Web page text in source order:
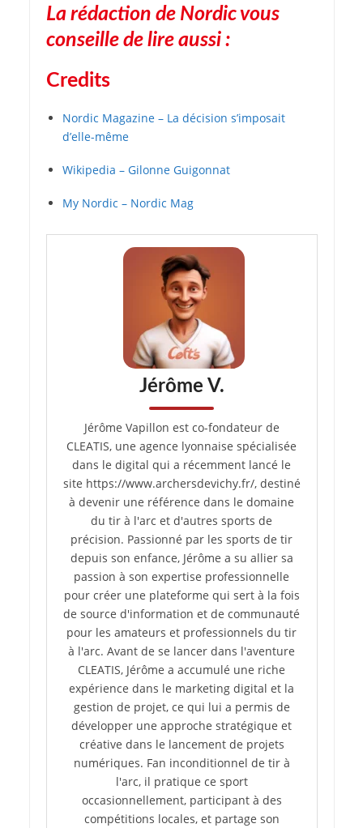
La rédaction de Nordic vous
conseille de lire aussi :
Credits
Nordic Magazine – La décision s’imposait
d’elle-même
Wikipedia – Gilonne Guigonnat
My Nordic – Nordic Mag
Jérôme V.
Jérôme Vapillon est co-fondateur de
CLEATIS, une agence lyonnaise spécialisée
dans le digital qui a récemment lancé le
site https://www.archersdevichy.fr/, destiné
à devenir une référence dans le domaine
du tir à l'arc et d'autres sports de
précision. Passionné par les sports de tir
depuis son enfance, Jérôme a su allier sa
passion à son expertise professionnelle
pour créer une plateforme qui sert à la fois
de source d'information et de communauté
pour les amateurs et professionnels du tir
à l'arc. Avant de se lancer dans l'aventure
CLEATIS, Jérôme a accumulé une riche
expérience dans le marketing digital et la
gestion de projet, ce qui lui a permis de
développer une approche stratégique et
créative dans le lancement de projets
numériques. Fan inconditionnel de tir à
l'arc, il pratique ce sport
occasionnellement, participant à des
compétitions locales, et partage son